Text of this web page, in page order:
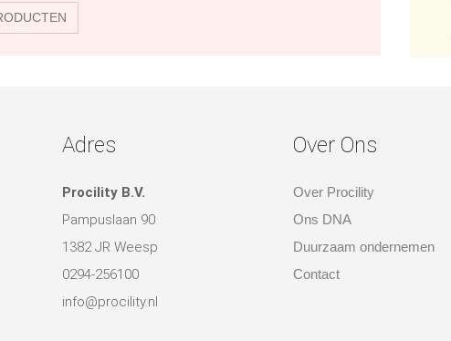
Adres
Procility B.V.
Pampuslaan 90
1382 JR Weesp
0294-256100
info@procility.nl
Over Ons
Over Procility
Ons DNA
Duurzaam ondernemen
Contact